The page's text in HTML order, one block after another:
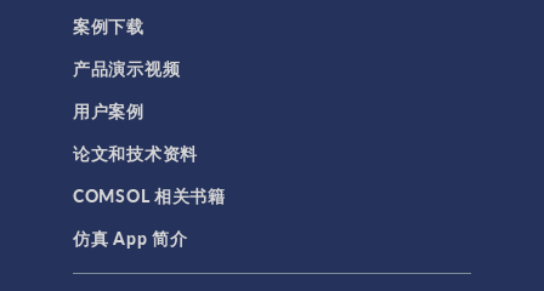
案例下载
产品演示视频
用户案例
论文和技术资料
COMSOL 相关书籍
仿真 App 简介